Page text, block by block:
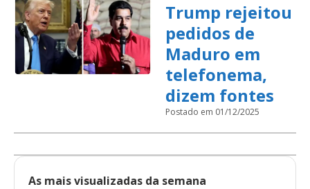
Trump rejeitou
pedidos de
Maduro em
telefonema,
dizem fontes
Postado em 01/12/2025
As mais visualizadas da semana